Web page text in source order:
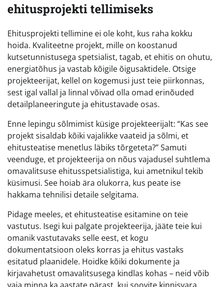
ehitusprojekti tellimiseks
Ehitusprojekti tellimine ei ole koht, kus raha kokku
hoida. Kvaliteetne projekt, mille on koostanud
kutsetunnistusega spetsialist, tagab, et ehitis on ohutu,
energiatõhus ja vastab kõigile õigusaktidele. Otsige
projekteerijat, kellel on kogemusi just teie piirkonnas,
sest igal vallal ja linnal võivad olla omad erinõuded
detailplaneeringute ja ehitustavade osas.
Enne lepingu sõlmimist küsige projekteerijalt: “Kas see
projekt sisaldab kõiki vajalikke vaateid ja sõlmi, et
ehitusteatise menetlus läbiks tõrgeteta?” Samuti
veenduge, et projekteerija on nõus vajadusel suhtlema
omavalitsuse ehitusspetsialistiga, kui ametnikul tekib
küsimusi. See hoiab ära olukorra, kus peate ise
hakkama tehnilisi detaile selgitama.
Pidage meeles, et ehitusteatise esitamine on teie
vastutus. Isegi kui palgate projekteerija, jääte teie kui
omanik vastutavaks selle eest, et kogu
dokumentatsioon oleks korras ja ehitus vastaks
esitatud plaanidele. Hoidke kõiki dokumente ja
kirjavahetust omavalitsusega kindlas kohas – neid võib